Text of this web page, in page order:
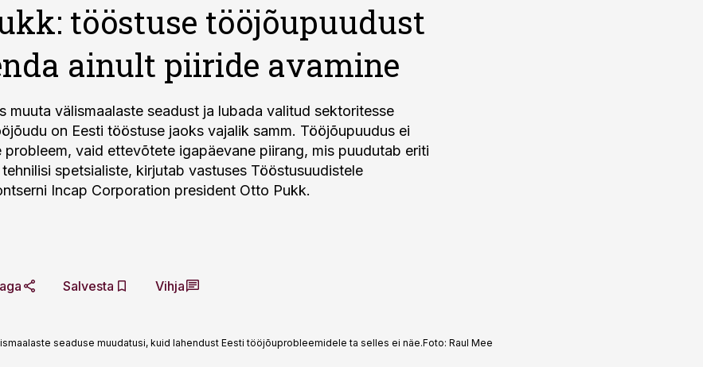
tööstuse tööjõupuudust
ainult piiride avamine
muuta välismaalaste seadust ja lubada valitud sektoritesse
on Eesti tööstuse jaoks vajalik samm. Tööjõupuudus ei
probleem, vaid ettevõtete igapäevane piirang, mis puudutab eriti
spetsialiste, kirjutab vastuses Tööstusuudistele
Incap Corporation president Otto Pukk.
Salvesta Vihja
seaduse muudatusi, kuid lahendust Eesti tööjõuprobleemidele ta selles ei näe.Foto: Raul Mee